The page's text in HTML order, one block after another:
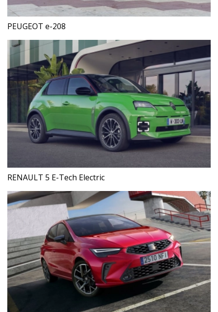
PEUGEOT e-208
RENAULT 5 E-Tech Electric